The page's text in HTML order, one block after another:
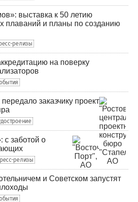
выставка к 50 летию
плаваний и планы по созданию
релизы
на поверку
заказчику проект
с заботой о
релизы
и Советском запустят